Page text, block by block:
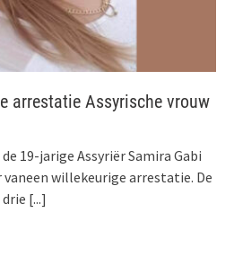
arrestatie Assyrische vrouw
19-jarige Assyriër Samira Gabi
willekeurige arrestatie. De
[...]